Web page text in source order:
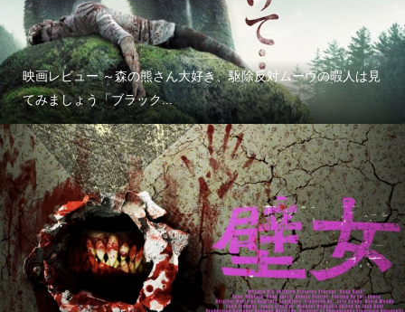
映画レビュー ～森の熊さん大好き、駆除反対ムーヴの暇人は見
てみましょう「ブラック...